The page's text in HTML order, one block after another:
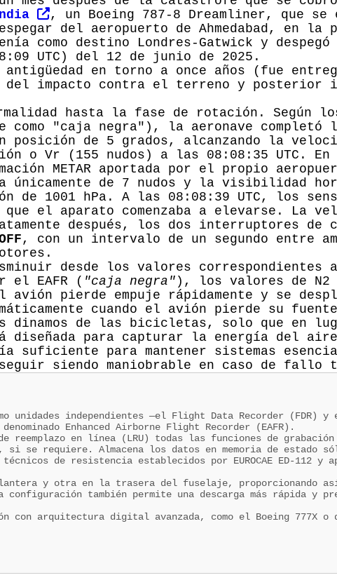
, un Boeing 787-8 Dreamliner, que
del aeropuerto de Ahmedabad, en
como destino Londres-Gatwick y
UTC) del 12 de junio de 2025.
en torno a once años (fue
del impacto contra el terreno y posterior
hasta la fase de rotación. Según
como "caja negra"), la aeronave completó
posición de 5 grados, alcanzando la
o Vr (155 nudos) a las 08:08:35 UTC.
METAR aportada por el propio
de 7 nudos y la visibilidad
de 1001 hPa. A las 08:08:39 UTC, los
el aparato comenzaba a elevarse. La
después, los dos interruptores de
, con un intervalo de un segundo entre
desde los valores correspondientes
el EAFR ( "caja negra" ), los valores de N2
pierde empuje rápidamente y se
cuando el avión pierde su
de las bicicletas, solo que en
para capturar la energía del
para mantener sistemas
siendo maniobrable en caso de fallo
independientes —el Flight Data Recorder (FDR) y
Enhanced Airborne Flight Recorder (EAFR).
reemplazo en línea (LRU) todas las funciones de
si se requiere. Almacena los datos en memoria de estado
de resistencia establecidos por EUROCAE ED-112 y
y otra en la trasera del fuselaje, proporcionando así
también permite una descarga más rápida y
con arquitectura digital avanzada, como el Boeing 777X o